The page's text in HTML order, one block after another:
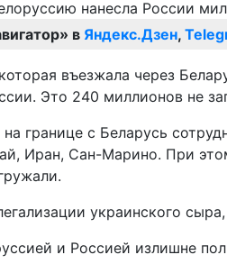
в Яндекс.Дзен,
въезжала через
Это 240 миллионов не
границе с Беларусь
Иран, Сан-Марино. При
украинского
и Россией излишне